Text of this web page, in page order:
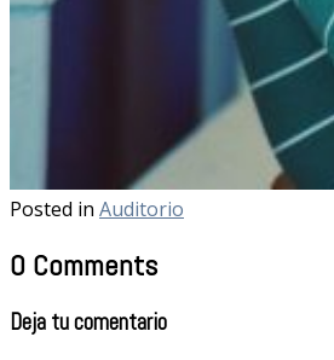
Posted in Auditorio
0 Comments
Deja tu comentario